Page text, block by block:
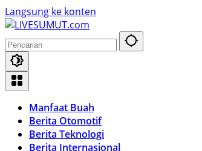
Langsung ke konten
Manfaat Buah
Berita Otomotif
Berita Teknologi
Berita Internasional